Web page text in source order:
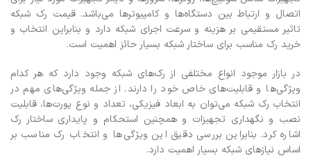
اتصال و ارتباط بین دستگاه‌ها و کامپیوترها می‌باشد. قیمت رک شبکه
تاثیر مستقیمی بر هزینه و سرعت اجرای شبکه دارد و بنابراین انتخاب و
خرید رک مناسب برای ساختار شبکه بسیار حائز اهمیت است.
در بازار موجود انواع مختلفی از رک‌های شبکه وجود دارد که هر کدام
ویژگی‌ها و قابلیت‌های خاص خود را دارند. از جمله ویژگی‌های مهم در
انتخاب رک شبکه می‌توان به ابعاد فیزیکی، تعداد و نوع پورت‌ها، قابلیت
نصب و نگهداری تجهیزات و همچنین استحکام و پایداری ساختار رک
اشاره کرد. بنابراین بررسی دقیق این ویژگی‌ها و انتخاب رک مناسب بر
اساس نیازهای شبکه بسیار اهمیت دارد.